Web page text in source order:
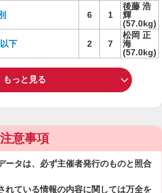
6 1
後藤 浩
輝
(57.0kg)
下 2 7
松岡 正
海
(57.0kg)
もっと見る
注意事項
ータは、必ず主催者発行のものと照合
れている情報の内容に関しては万全を